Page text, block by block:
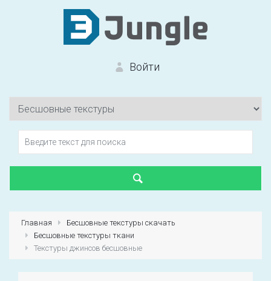
Войти
Вход на сайт
Первый раз?
Главная
Бесшовные текстуры скачать
Бесшовные текстуры ткани
Текстуры джинсов бесшовные